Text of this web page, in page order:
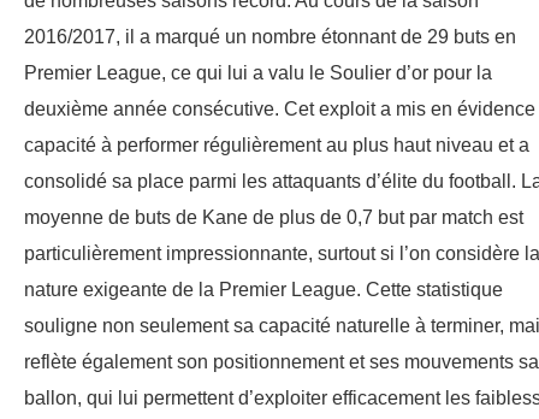
2016/2017, il a marqué un nombre étonnant de 29 buts en
Premier League, ce qui lui a valu le Soulier d’or pour la
deuxième année consécutive. Cet exploit a mis en évidence
capacité à performer régulièrement au plus haut niveau et a
consolidé sa place parmi les attaquants d’élite du football.
moyenne de buts de Kane de plus de 0,7 but par match est
particulièrement impressionnante, surtout si l’on considère la
nature exigeante de la Premier League. Cette statistique
souligne non seulement sa capacité naturelle à terminer,
reflète également son positionnement et ses mouvements
ballon, qui lui permettent d’exploiter efficacement les